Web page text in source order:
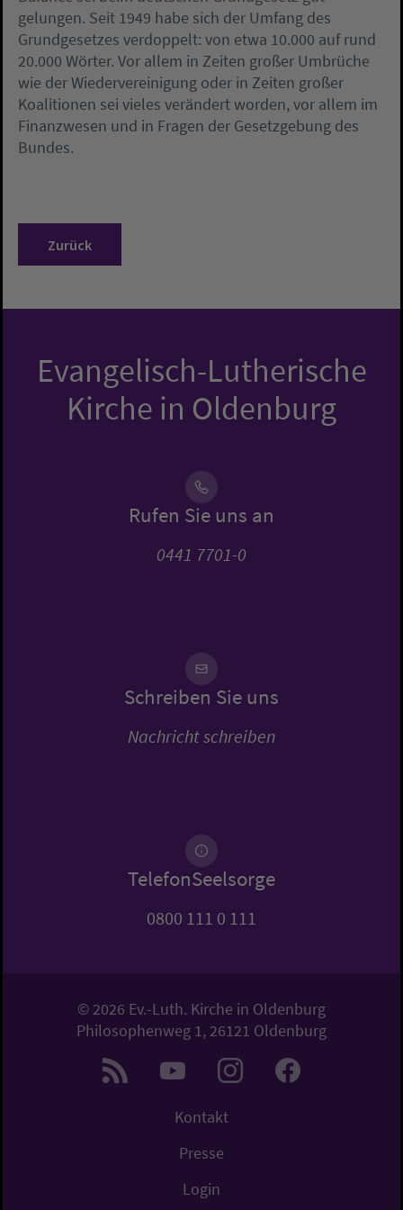
gelungen. Seit 1949 habe sich der Umfang des
Grundgesetzes verdoppelt: von etwa 10.000 auf rund
20.000 Wörter. Vor allem in Zeiten großer Umbrüche
wie der Wiedervereinigung oder in Zeiten großer
Koalitionen sei vieles verändert worden, vor allem im
Finanzwesen und in Fragen der Gesetzgebung des
Bundes.
Zurück
Evangelisch-Lutherische
Kirche in Oldenburg
Rufen Sie uns an
0441 7701-0
Schreiben Sie uns
Nachricht schreiben
TelefonSeelsorge
0800 111 0 111
© 2026 Ev.-Luth. Kirche in Oldenburg
Philosophenweg 1, 26121 Oldenburg
Kontakt
Presse
Login